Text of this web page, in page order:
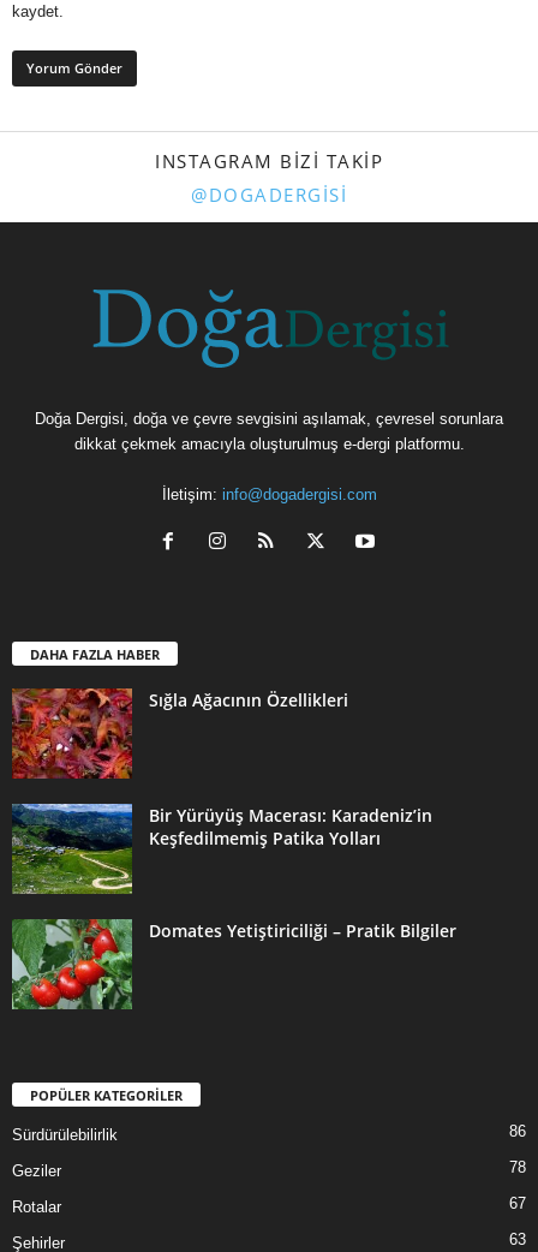
kaydet.
INSTAGRAM BIZI TAKIP
@DOGADERGISI
Doğa Dergisi, doğa ve çevre sevgisini aşılamak, çevresel sorunlara
dikkat çekmek amacıyla oluşturulmuş e-dergi platformu.
İletişim: info@dogadergisi.com
DAHA FAZLA HABER
Sığla Ağacının Özellikleri
Bir Yürüyüş Macerası: Karadeniz’in
Keşfedilmemiş Patika Yolları
Domates Yetiştiriciliği – Pratik Bilgiler
POPÜLER KATEGORİLER
Sürdürülebilirlik 86
Geziler 78
Rotalar 67
Şehirler 63